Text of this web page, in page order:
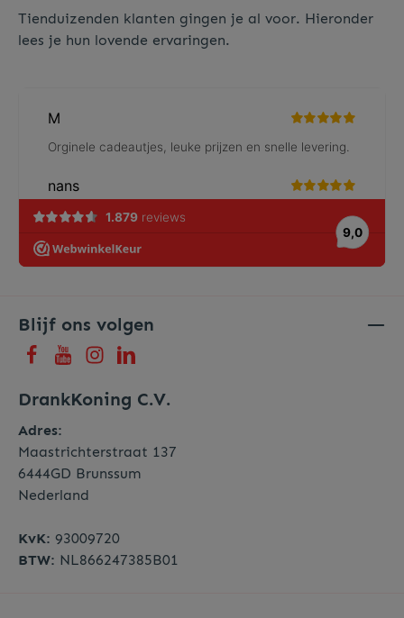
Blijf ons volgen
DrankKoning C.V.
Adres:
Maastrichterstraat 137
6444GD Brunssum
Nederland
KvK: 93009720
BTW: NL866247385B01
Tienduizenden klanten gingen je al voor. Hieronder
lees je hun lovende ervaringen.